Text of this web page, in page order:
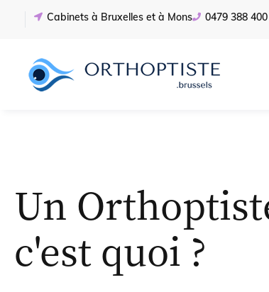
Cabinets à Bruxelles et à Mons 0479 388 400
Un
c'est quoi ?